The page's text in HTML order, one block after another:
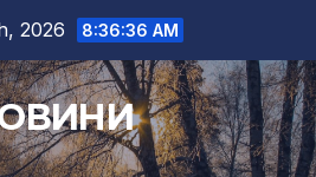
2026 8:36:38 AM